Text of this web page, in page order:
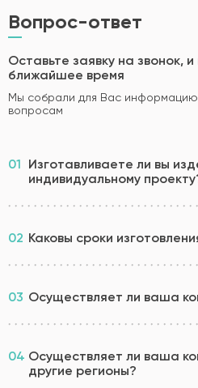
Вопрос-ответ
Оставьте заявку на звонок,
ближайшее время
Мы собрали для Вас
вопросам
01
Изготавливаете ли вы
индивидуальному
02 Каковы сроки
03 Осуществляет ли ваша
04 Осуществляет ли ваша
другие регионы?